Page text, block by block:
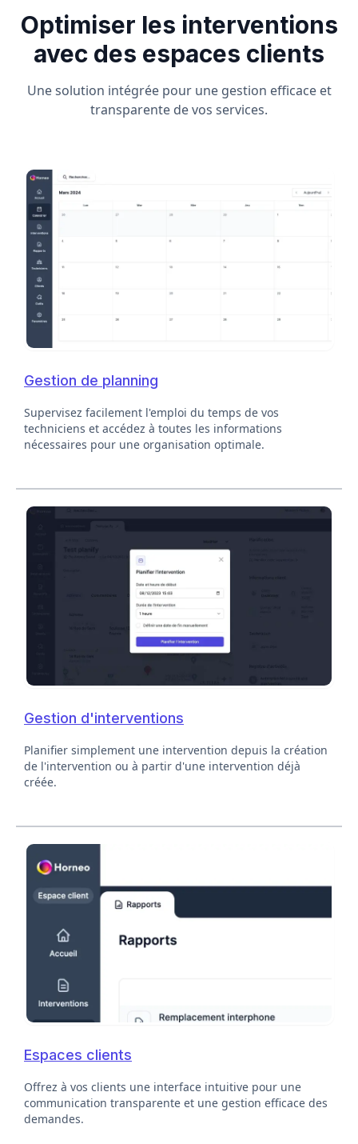
Optimiser les interventions
avec des espaces clients
Une solution intégrée pour une gestion efficace et
transparente de vos services.
Gestion de planning
Supervisez facilement l'emploi du temps de vos
techniciens et accédez à toutes les informations
nécessaires pour une organisation optimale.
Gestion d'interventions
Planifier simplement une intervention depuis la création
de l'intervention ou à partir d'une intervention déjà
créée.
Espaces clients
Offrez à vos clients une interface intuitive pour une
communication transparente et une gestion efficace des
demandes.